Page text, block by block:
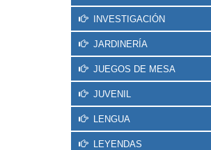
INVESTIGACIÓN
JARDINERÍA
JUEGOS DE MESA
JUVENIL
LENGUA
LEYENDAS